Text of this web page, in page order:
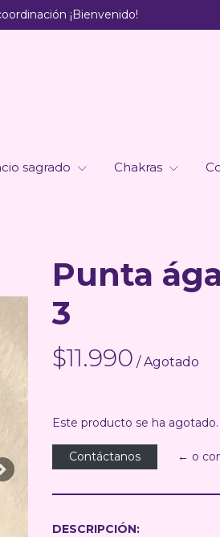
¡Bienvenido!
sagrado Chakras
Next
Punta
3
$11.990 / Agotado
Este producto se ha
Contáctanos ← o
DESCRIPCIÓN: